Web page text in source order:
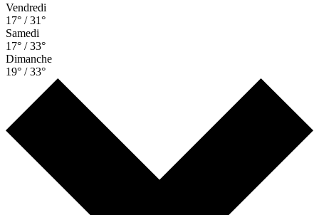
Vendredi
17° / 31°
Samedi
17° / 33°
Dimanche
19° / 33°